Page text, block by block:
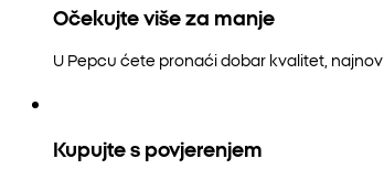
Očekujte više za manje
U Pepcu ćete pronaći dobar kvalitet,
Kupujte s povjerenjem